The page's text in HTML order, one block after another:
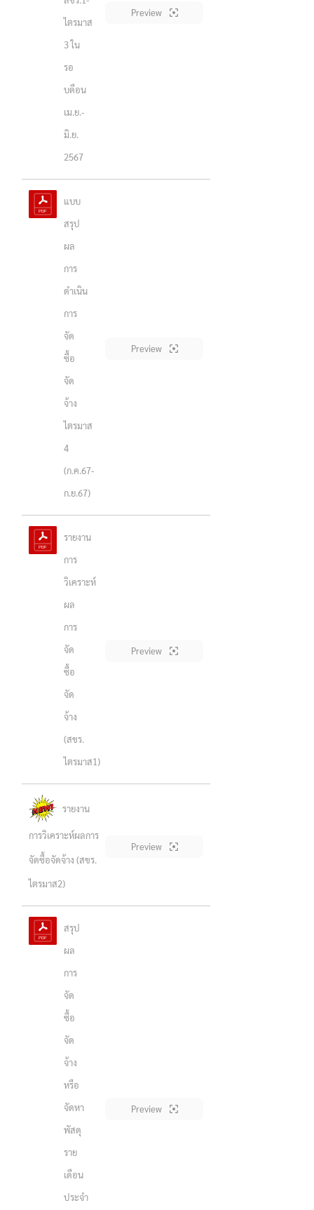
ไตรมาส
3 ใน
รอ
บดือน
เม.ย.-
มิ.ย.
2567
Preview
แบบ
สรุป
ผล
การ
ดำเนิน
การ
จัด
ซื้อ
จัด
จ้าง
ไตรมาส
4
(ก.ค.67-
ก.ย.67)
Preview
รายงาน
การ
วิเคราะห์
ผล
การ
จัด
ซื้อ
จัด
จ้าง
(สขร.
ไตรมาส1)
Preview
รายงาน
การวิเคราะห์ผลการ
จัดซื้อจัดจ้าง (สขร.
ไตรมาส2)
Preview
สรุป
ผล
การ
จัด
ซื้อ
จัด
จ้าง
หรือ
จัดหา
พัสดุ
ราย
เดือน
ประจำ
Preview